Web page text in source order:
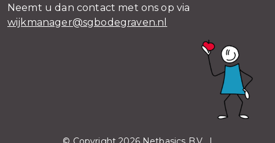
Neemt u dan contact met ons op via
wijkmanager@sgbodegraven.nl